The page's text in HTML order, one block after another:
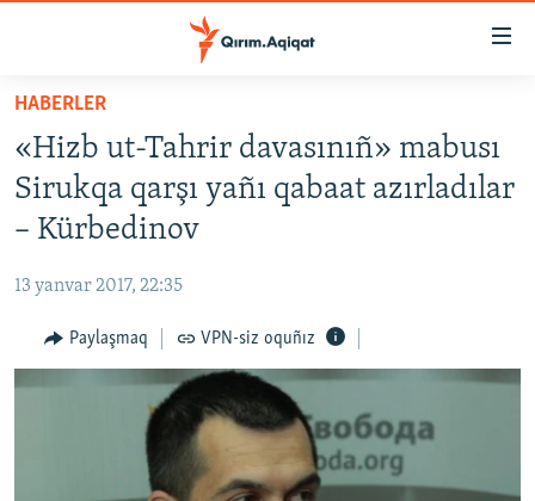
Esas
qaytmaq
Baş
navigatsiyağa
qaytmaq
Qıdıruvğa
qaytmaq
HABERLER
SİYASET
İQTİSADİYAT
MEDENİYET
İNSAN AQLARI
VİDEO
HABERLER
«Hizb ut-Tahrir davasınıñ» mabusı
Sirukqa qarşı yañı qabaat azırladılar
– Kürbedinov
13 yanvar 2017, 22:35
Paylaşmaq VPN-siz oquñız